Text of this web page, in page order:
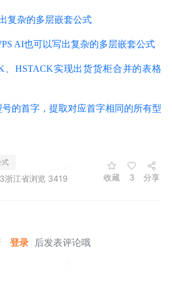
复杂的多层嵌套公式
AI也可以写出复杂的多层嵌套公式
、HSTACK实现出货货柜合并的表格
号的首字，提取对应首字相同的所有型
式
浙江省浏览 3419 收藏 3 分享
登录 后发表评论哦